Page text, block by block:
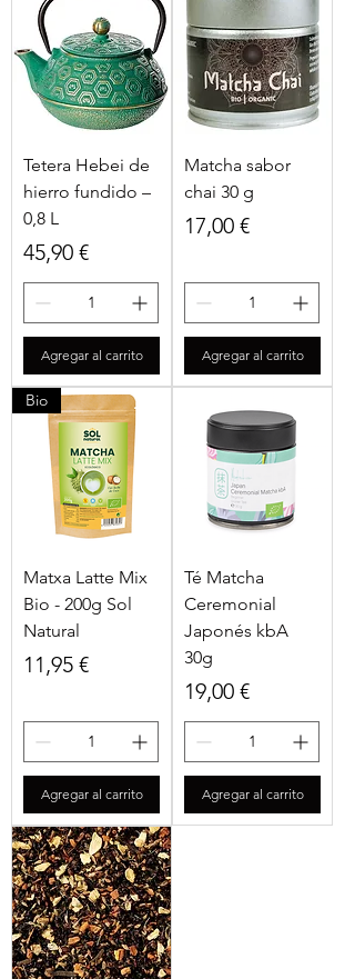
Tetera Hebei de
hierro fundido –
0,8 L
Precio
45,90 €
Agregar al carrito
Matcha sabor
chai 30 g
Precio
17,00 €
Agregar al carrito
Bio
Matxa Latte Mix
Bio - 200g Sol
Natural
Precio
11,95 €
Agregar al carrito
Té Matcha
Ceremonial
Japonés kbA
30g
Precio
19,00 €
Agregar al carrito